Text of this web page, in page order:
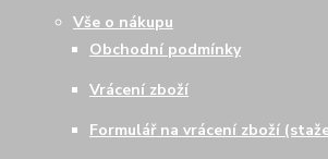
Vše o nákupu
Obchodní podmínky
Vrácení zboží
Formulář na vrácení zboží